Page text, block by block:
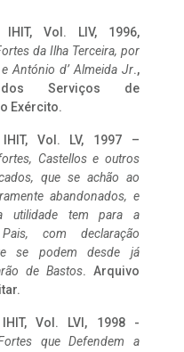
Vol. LIV, 1996,
da Ilha Terceira, por
António d’ Almeida Jr.,
dos Serviços de
Exército.
Vol. LV, 1997 –
Castellos e outros
que se achão ao
abandonados, e
utilidade tem para a
com declaração
se podem desde já
de Bastos. Arquivo
Vol. LVI, 1998 -
que Defendem a